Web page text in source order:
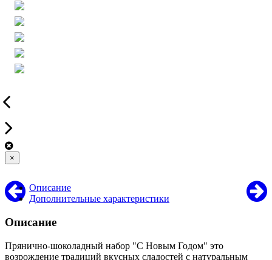
×
Описание
Дополнительные характеристики
Описание
Прянично-шоколадный набор "С Новым Годом" это
возрождение традиций вкусных сладостей с натуральным